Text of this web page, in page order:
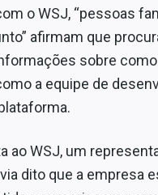
o WSJ, “pessoas
afirmam que
sobre
a equipe de
ao WSJ, um
dito que a empresa